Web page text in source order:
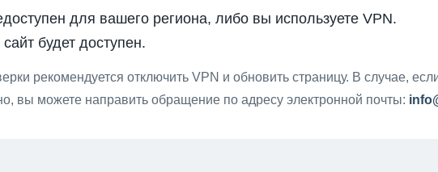
для вашего региона, либо вы используете VPN.
будет доступен.
рекомендуется отключить VPN и обновить страницу. В случае,
вы можете направить обращение по адресу электронной почты: